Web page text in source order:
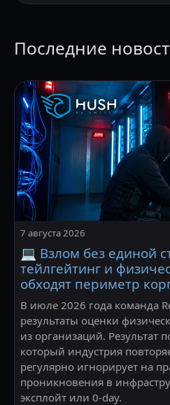
Последние
7 августа 2026
💻 Взлом без единой
тейлгейтинг и
обходят периметр
В июле 2026 года команда
результаты оценки
из организаций. Результат
который индустрия
регулярно игнорирует на
проникновения в
эксплойт или 0-day.